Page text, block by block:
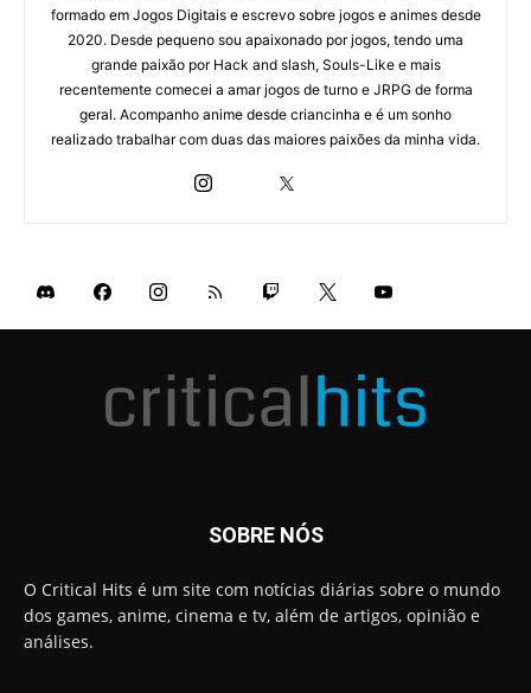
formado em Jogos Digitais e escrevo sobre jogos e animes desde
2020. Desde pequeno sou apaixonado por jogos, tendo uma
grande paixão por Hack and slash, Souls-Like e mais
recentemente comecei a amar jogos de turno e JRPG de forma
geral. Acompanho anime desde criancinha e é um sonho
realizado trabalhar com duas das maiores paixões da minha vida.
SOBRE NÓS
O Critical Hits é um site com notícias diárias sobre o mundo
dos games, anime, cinema e tv, além de artigos, opinião e
análises.